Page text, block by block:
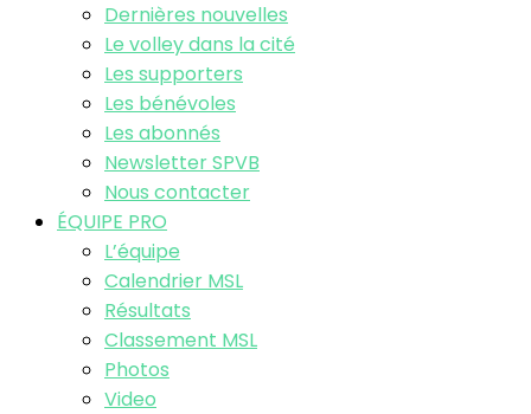
Dernières nouvelles
Le volley dans la cité
Les supporters
Les bénévoles
Les abonnés
Newsletter SPVB
Nous contacter
ÉQUIPE PRO
L’équipe
Calendrier MSL
Résultats
Classement MSL
Photos
Video